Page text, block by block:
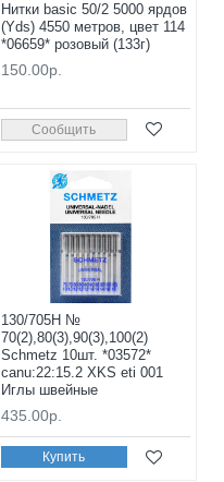
Нитки basic 50/2 5000 ярдов
(Yds) 4550 метров, цвет 114
*06659* розовый (133г)
150.00р.
Сообщить
130/705H №
70(2),80(3),90(3),100(2)
Schmetz 10шт. *03572*
canu:22:15.2 XKS eti 001
Иглы швейные
435.00р.
Купить